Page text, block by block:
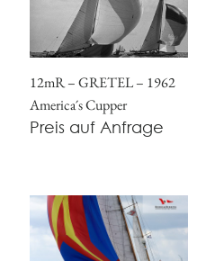
12mR – GRETEL – 1962
America´s Cupper
Preis auf Anfrage